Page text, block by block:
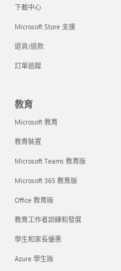
下載中心
Microsoft Store 支援
退貨/退款
訂單追蹤
教育
Microsoft 教育
教育裝置
Microsoft Teams 教育版
Microsoft 365 教育版
Office 教育版
教育工作者訓練和發展
學生和家長優惠
Azure 學生版